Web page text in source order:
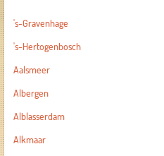
's-Gravenhage
's-Hertogenbosch
Aalsmeer
Albergen
Alblasserdam
Alkmaar